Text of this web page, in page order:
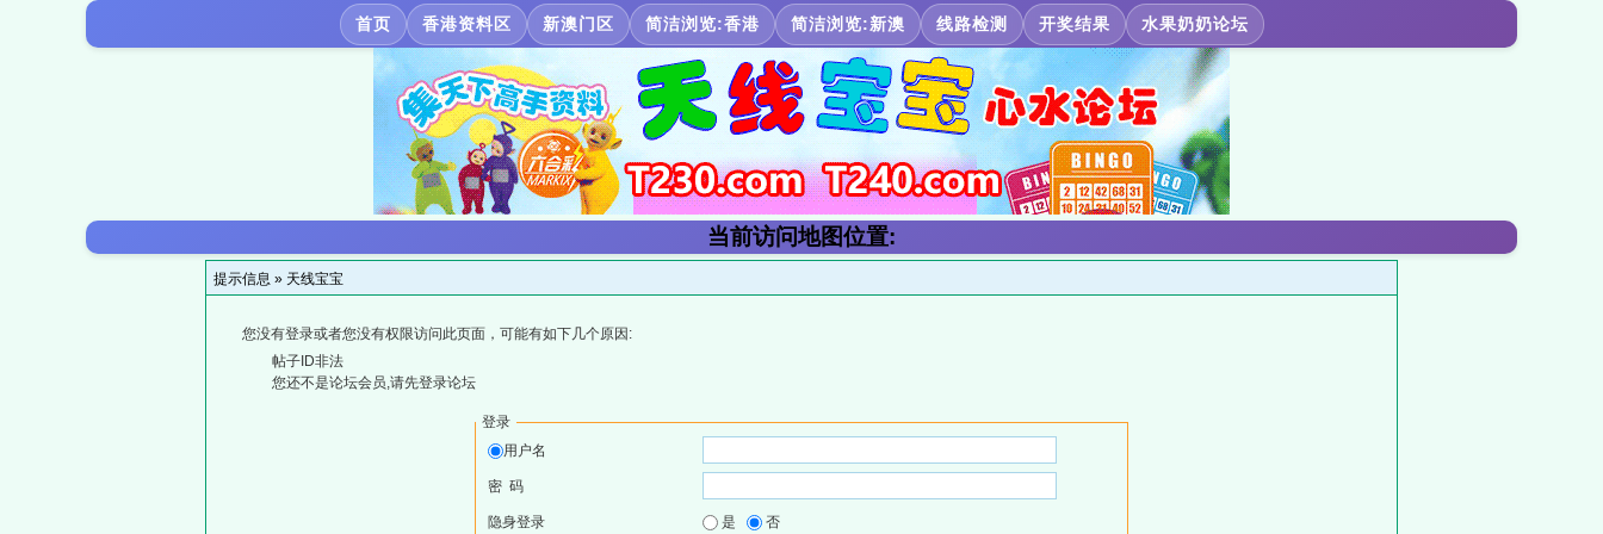
首页 香港资料区 新澳门区 简洁浏览:香港 简洁浏览:新澳 线路检测 开奖结果 水果奶奶论坛
当前访问地图位置:
提示信息 » 天线宝宝
您没有登录或者您没有权限访问此页面，可能有如下几个原因:
帖子ID非法
您还不是论坛会员,请先登录论坛
登录
用户名
密 码
隐身登录 是 否